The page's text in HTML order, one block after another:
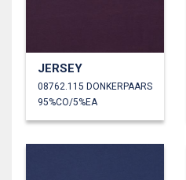
JERSEY
08762.115 DONKERPAARS
95%CO/5%EA